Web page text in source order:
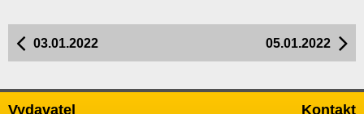
05.01.2022
03.01.2022
Vydavatel Kontakt